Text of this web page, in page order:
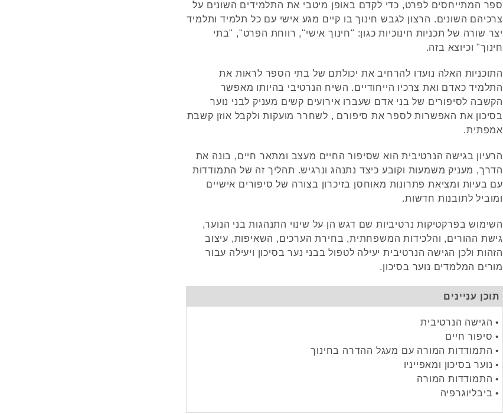
ספר המתייחסים לפרט, כדי לקדם באופן מיטבי את התלמידים השונים על
צרכיהם השונים. הרצון לגבש חינוך בו קיים מגע אישי עם כל תלמיד ותלמיד
יצר שורה של תכניות חינוכיות כגון: "חינוך אישי", רווחת הפרט", "בתי
חינוך" וכיוצא בזה.
התוכניות האלה נועדו להרחיב את יכולתם של בתי הספר לראות את
התלמיד כאדם ואת צרכיו הייחודיים. השיח הנרטיבי בהיותו מאפשר
הקשבה לסיפורים של בני אדם שעברו אירועים קשים מעניק לבני נוער
בסיכון את האפשרות לספר את סיפורם , לשחרר מועקות ולקבל אוזן קשבת
אמפתית.
הרעיון בגישה הנרטיבית הוא שסיפור החיים מעצב ומתאר חיים, בונה את
הדרך, מעניק משמעות וקובע כיצד נתנהג ונרגיש. תהליך זה של התמודדות
עם בעיות ומציאת פתרונות מאוחסן בזיכרון בצורה של סיפורים אישיים
ומוביל לתובנות חדשות.
השימוש בפרקטיקות נרטיביות שם דגש הן על שינוי התנהגות בני הנוער,
גישת ההורים, והלכידות המשפחתית, בחירת הערכים, השאיפות, עיצוב
הזהות ולכן הגישה הנרטיבית יעילה לטפול בבני נער בסיכון ויעילה עבור
מורים המלמדים נוער בסיכון.
תוכן עניינים
• הגישה הנרטיבית
• סיפור חיים
• התמודדות המורה עם מעגל ההדרה בחינוך
• נוער בסיכון ומאפייניו
• התמודדות המורה
• ביבליוגרפיה